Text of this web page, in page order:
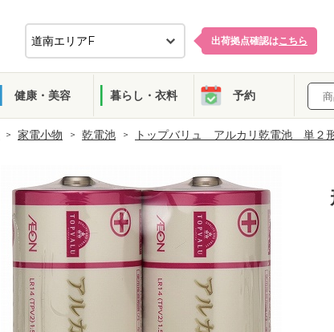
出荷拠点確認はこちら
健康・美容 暮らし・衣料 予約
家電小物 乾電池 トップバリュ アルカリ乾電池 単２